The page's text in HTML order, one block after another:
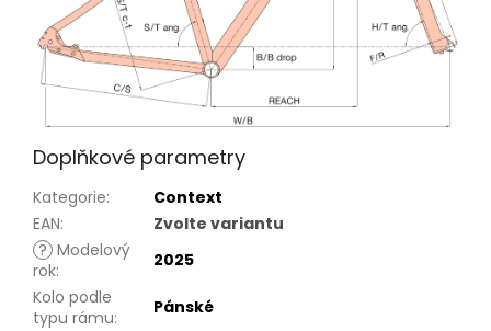
Doplňkové parametry
Kategorie:
Context
EAN:
Zvolte variantu
? Modelový
rok:
2025
Kolo podle
typu rámu:
Pánské